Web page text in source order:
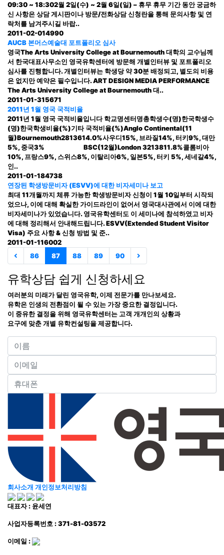
09:30 ~ 18:302월 2일(수) ~ 2월 6일(일) – 휴무 휴무 기간 동안 궁금하
신 사항은 상담 게시판이나 방문/전화상담 신청란을 통해 문의사항 및 연
락처를 남겨주시길 바랍..
2011-02-014990
AUCB 본머스예술대 포트폴리오 심사
영국The Arts University College at Bournemouth 대학의 교수님께
서 한국대표사무소인 영국유학센터에 방문해 개별인터뷰 및 포트폴리오
심사를 진행합니다. 개별인터뷰는 학생당 약 30분 배정되고, 별도의 비용
은 없지만 예약은 필수입니다. ART DESIGN MEDIA PERFORMANCE
The Arts University College at Bournemouth 대..
2011-01-315671
2011년 1월 영국 국적비율
2011년 1월 영국 국적비율입니다 학교명센터명총학생수(명)한국학생수
(명)한국학생비율(%)기타 국적비율(%)Anglo Continental(11
월)Bournemouth2813614.0%사우디15%, 브라질14%, 터키9%, 대만
5%, 중국3% BSC(12월)London 3213811.8%콜롬비아
10%, 프랑스9%, 스위스8%, 이탈리아6%, 일본5%, 터키 5%, 세네갈4%,
인..
2011-01-184738
연장된 학생방문비자 (ESVV)에 대한 비자세미나 보고
최대 11개월까지 체류 가능한 학생방문비자 신청이 1월 10일부터 시작되
었으나, 이에 대해 확실한 가이드라인이 없어서 영국대사관에서 이에 대한
비자세미나가 있었습니다. 영국유학센터도 이 세미나에 참석하였고 비자
에 대해 정리해서 안내해드립니다. ESVV(Extended Student Visitor
Visa) 주요 사항 & 신청 방법 및 준..
2011-01-116002
86
87 88 89 90
유학상담 쉽게 신청하세요
여러분의 미래가 달린 영국유학, 이제 전문가를 만나보세요.
유학은 인생의 전환점이 될 수 있는 가장 중요한 결정입니다.
이 중유한 결정을 위해 영국유학센터는 고객 개개인의 상황과
요구에 맞춘 개별 유학컨설팅을 제공합니다.
회사소개 개인정보처리방침
대표자 : 윤세연
사업자등록번호 : 371-81-03572
이메일 :